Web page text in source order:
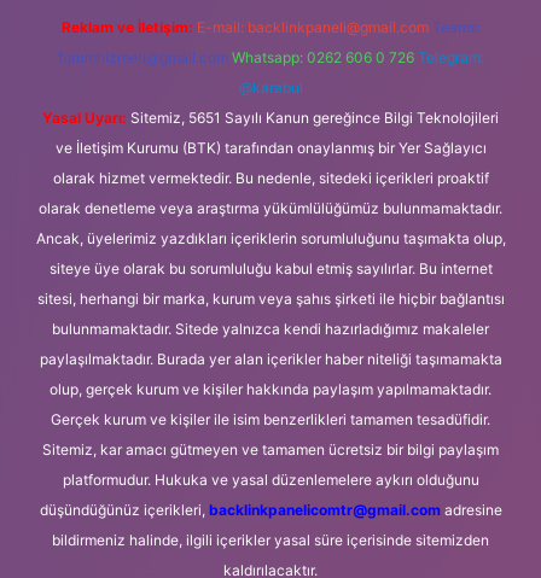
Reklam ve İletişim: E-mail: backlinkpaneli@gmail.com Teams:
forumhizmeti@gmail.com Whatsapp: 0262 606 0 726 Telegram:
@karabul
Yasal Uyarı: Sitemiz, 5651 Sayılı Kanun gereğince Bilgi Teknolojileri
ve İletişim Kurumu (BTK) tarafından onaylanmış bir Yer Sağlayıcı
olarak hizmet vermektedir. Bu nedenle, sitedeki içerikleri proaktif
olarak denetleme veya araştırma yükümlülüğümüz bulunmamaktadır.
Ancak, üyelerimiz yazdıkları içeriklerin sorumluluğunu taşımakta olup,
siteye üye olarak bu sorumluluğu kabul etmiş sayılırlar. Bu internet
sitesi, herhangi bir marka, kurum veya şahıs şirketi ile hiçbir bağlantısı
bulunmamaktadır. Sitede yalnızca kendi hazırladığımız makaleler
paylaşılmaktadır. Burada yer alan içerikler haber niteliği taşımamakta
olup, gerçek kurum ve kişiler hakkında paylaşım yapılmamaktadır.
Gerçek kurum ve kişiler ile isim benzerlikleri tamamen tesadüfidir.
Sitemiz, kar amacı gütmeyen ve tamamen ücretsiz bir bilgi paylaşım
platformudur. Hukuka ve yasal düzenlemelere aykırı olduğunu
düşündüğünüz içerikleri, backlinkpanelicomtr@gmail.comadresine
bildirmeniz halinde, ilgili içerikler yasal süre içerisinde sitemizden
kaldırılacaktır.